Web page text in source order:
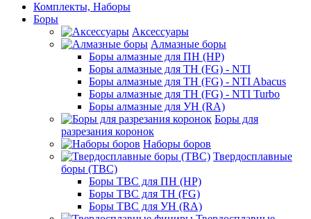
Комплекты, Наборы
Боры
Аксессуары
Алмазные боры
Боры алмазные для ПН (HP)
Боры алмазные для ТН (FG) - NTI
Боры алмазные для ТН (FG) - NTI Abacus
Боры алмазные для ТН (FG) - NTI Turbo
Боры алмазные для УН (RA)
Боры для
разрезания коронок
Наборы боров
Твердосплавные
боры (ТВС)
Боры ТВС для ПН (HP)
Боры ТВС для ТН (FG)
Боры ТВС для УН (RA)